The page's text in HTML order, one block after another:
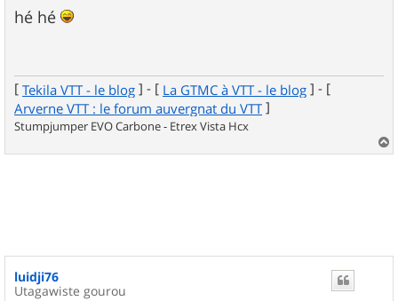
s
s
hé hé
[ Tekila VTT - le blog ] - [ La GTMC à VTT - le blog ] - [
Arverne VTT : le forum auvergnat du VTT ]
Stumpjumper EVO Carbone - Etrex Vista Hcx
a
luidji76
Utagawiste gourou